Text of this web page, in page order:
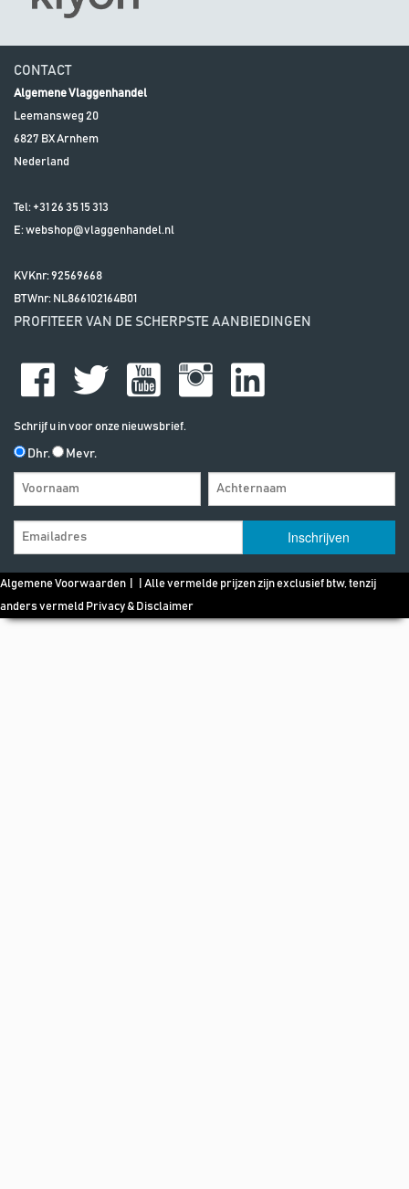
CONTACT
Algemene Vlaggenhandel
Leemansweg 20
6827 BXArnhem
Nederland
Tel: +31 26 35 15 313
E:webshop@vlaggenhandel.nl
KVKnr: 92569668
BTWnr: NL866102164B01
PROFITEER VAN DE SCHERPSTE AANBIEDINGEN
Schrijf u in voor onze nieuwsbrief.
Dhr. Mevr.
Algemene Voorwaarden | | Alle vermelde prijzen zijn exclusief btw, tenzij
anders vermeld Privacy & Disclaimer